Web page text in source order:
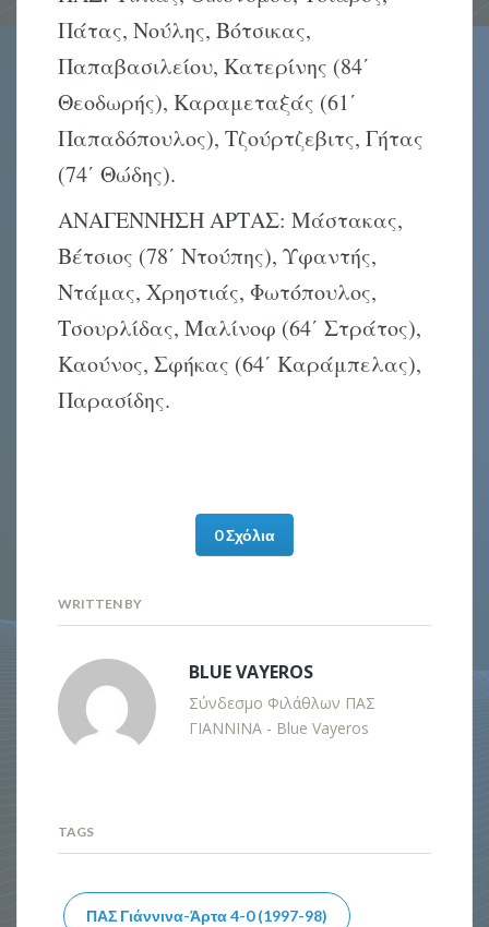
Πάτας, Νούλης, Βότσικας,
Παπαβασιλείου, Κατερίνης (84΄
Θεοδωρής), Καραμεταξάς (61΄
Παπαδόπουλος), Τζούρτζεβιτς, Γήτας
(74΄ Θώδης).
ΑΝΑΓΕΝΝΗΣΗ ΑΡΤΑΣ: Μάστακας,
Βέτσιος (78΄ Ντούπης), Υφαντής,
Ντάμας, Χρηστιάς, Φωτόπουλος,
Τσουρλίδας, Μαλίνοφ (64΄ Στράτος),
Καούνος, Σφήκας (64΄ Καράμπελας),
Παρασίδης.
0 Σχόλια
WRITTEN BY
BLUE VAYEROS
Σύνδεσμο Φιλάθλων ΠΑΣ
ΓΙΑΝΝΙΝΑ - Blue Vayeros
TAGS
ΠΑΣ Γιάννινα-Άρτα 4-0 (1997-98)